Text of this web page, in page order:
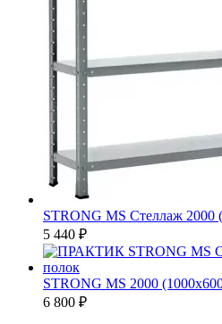
STRONG MS Стеллаж 2000
5 440 ₽
STRONG MS 2000
6 800 ₽